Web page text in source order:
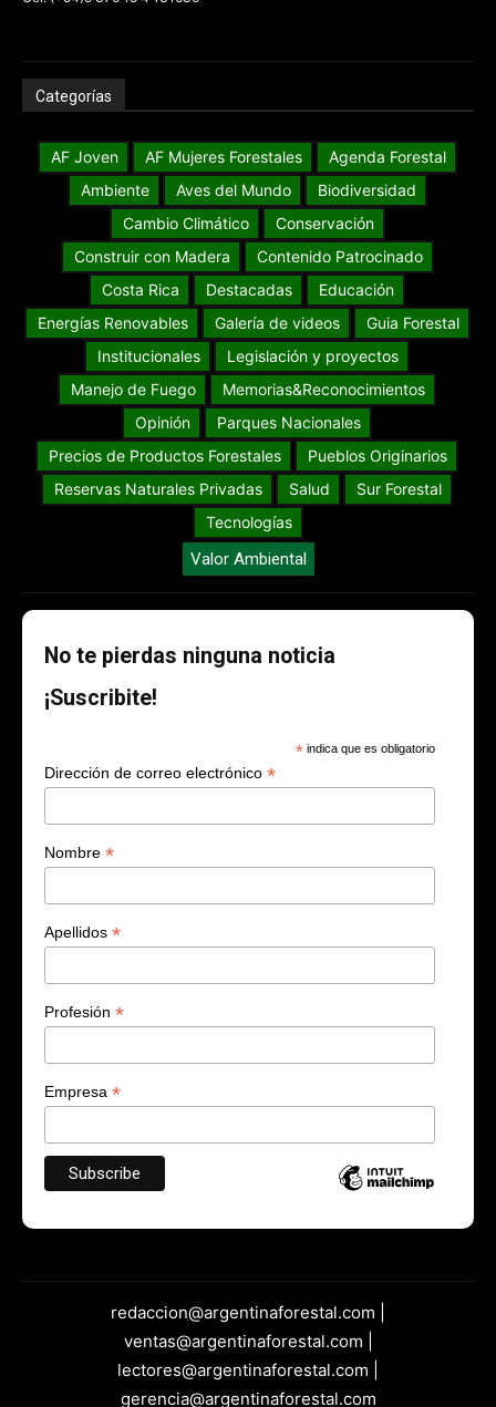
Categorías
AF Joven AF Mujeres Forestales
Agenda Forestal
Ambiente
Aves del Mundo
Biodiversidad
Cambio Climático
Conservación
Construir con Madera
Contenido Patrocinado
Costa Rica
Destacadas
Educación
Energías Renovables
Galería de videos
Guia Forestal
Institucionales
Legislación y proyectos
Manejo de Fuego
Memorias&Reconocimientos
Opinión
Parques Nacionales
Precios de Productos Forestales
Pueblos Originarios
Reservas Naturales Privadas
Salud
Sur Forestal
Tecnologías
Valor Ambiental
No te pierdas ninguna noticia
¡Suscribite!
* indica que es obligatorio
Dirección de correo electrónico *
Nombre *
Apellidos *
Profesión *
Empresa *
redaccion@argentinaforestal.com |
ventas@argentinaforestal.com |
lectores@argentinaforestal.com |
gerencia@argentinaforestal.com